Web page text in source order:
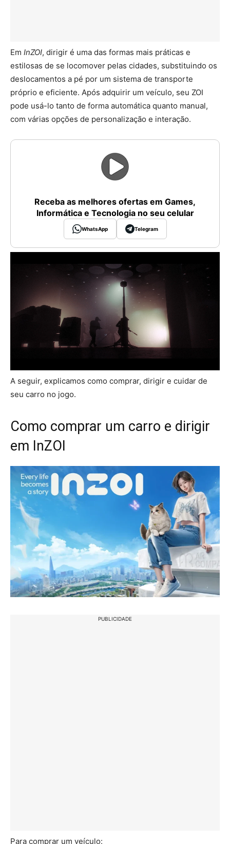
Em InZOI, dirigir é uma das formas mais práticas e
estilosas de se locomover pelas cidades, substituindo os
deslocamentos a pé por um sistema de transporte
próprio e eficiente. Após adquirir um veículo, seu ZOI
pode usá-lo tanto de forma automática quanto manual,
com várias opções de personalização e interação.
Receba as melhores ofertas em Games,
Informática e Tecnologia no seu celular
WhatsApp Telegram
A seguir, explicamos como comprar, dirigir e cuidar de
seu carro no jogo.
Como comprar um carro e dirigir
em InZOI
PUBLICIDADE
Para comprar um veículo: